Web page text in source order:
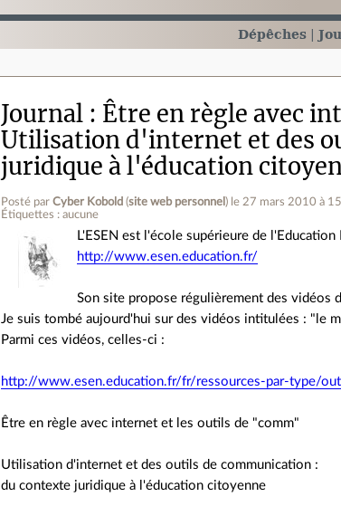
Dépêches
Journal
Être en règle avec
Utilisation d'internet et des
juridique à l'éducation
Posté parCyber Kobold(site web personnel ) le 27 mars 2010 à
Étiquettes : aucune
L'ESEN est l'école supérieure de l'Education
http://www.esen.education.fr/
Son site propose régulièrement des vidéos
Je suis tombé aujourd'hui sur des vidéos intitulées : "le
Parmi ces vidéos, celles-ci :
http://www.esen.education.fr/fr/ressources-par-type/
Être en règle avec internet et les outils de "comm"
Utilisation d'internet et des outils de communication :
du contexte juridique à l'éducation citoyenne